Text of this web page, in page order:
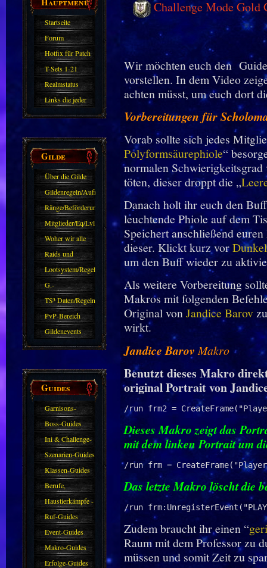
Startseite
Forum
Hotfix für Patch
11.X
T-Sets 1-21
Realmstatus
Links die jeder
kennen sollte?!
Gilde
Über die Gilde
(DAW)
Gildenregeln/Aufnahme
Ränge/Beförderungen
Mitglieder/Eq/Lvl
Woher wir alle
kommen.
Raids und
Zubehör
Lootsystem/Regeln
G.-
Sparkasse/Goldleihen
TS³ Daten/Regeln
PvP-Bereich
Gildenevents
Guides
Garnisons-
Guides
Boss-Guides
Ini & Challenge-
Guides
Szenarien-Guides
Klassen-Guides
Berufe,
Farmkarten und
Haustiere
Haustierkämpfe -
Guide
Ruf-Guides
Event-Guides
Makro-Guides
Erfolge-Guides
Challenge Mode Gold
Wir möchten euch den
vorstellen. In dem Video
achten müsst, um euch dort
Vorbereitungen für
Vorab sollte sich jedes
Polyformsäurephiole“
normalen
töten, dieser droppt die „
Danach holt ihr euch den
leuchtende Phiole auf dem
Speichert anschließend
dieser. Klickt kurz vor
um den Buff wieder zu
Als weitere Vorbereitung
Makros mit folgenden
Original vonJandice Barov
wirkt.
Jandice Barov Makro
Benutzt dieses Makro
original Portrait von
/run frm2 =
Dieses Makro zeigt das
mit dem linken Portrait um
/run frm =
Das letzte Makro löscht die
/run
Zudem braucht ihr einen “
Raum mit dem Professor zu
müssen und somit Zeit zu